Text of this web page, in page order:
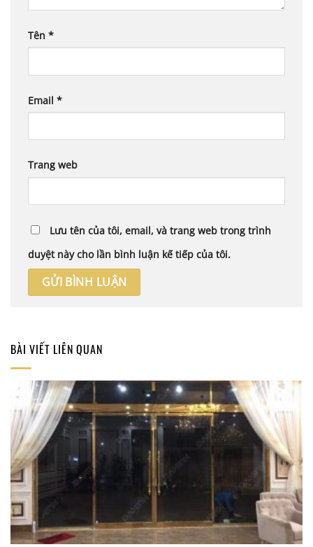
Tên *
Email *
Trang web
Lưu tên của tôi, email, và trang web trong trình
duyệt này cho lần bình luận kế tiếp của tôi.
BÀI VIẾT LIÊN QUAN